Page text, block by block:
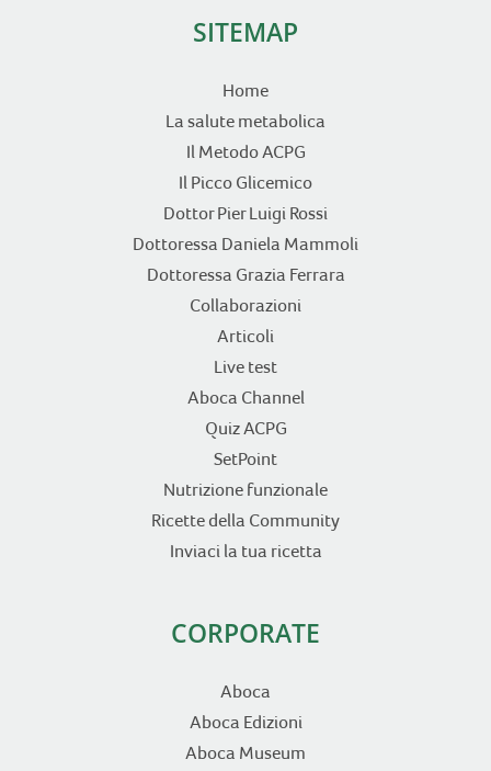
SITEMAP
Home
La salute metabolica
Il Metodo ACPG
Il Picco Glicemico
Dottor Pier Luigi Rossi
Dottoressa Daniela Mammoli
Dottoressa Grazia Ferrara
Collaborazioni
Articoli
Live test
Aboca Channel
Quiz ACPG
SetPoint
Nutrizione funzionale
Ricette della Community
Inviaci la tua ricetta
CORPORATE
Aboca
Aboca Edizioni
Aboca Museum